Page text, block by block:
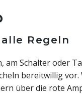
Regeln
am Schalter oder
bereitwillig
über die rote